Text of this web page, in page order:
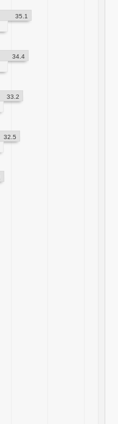
35.1
34.4
33.2
32.5